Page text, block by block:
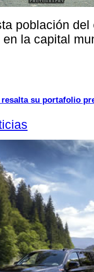
población
la capital
su portafolio